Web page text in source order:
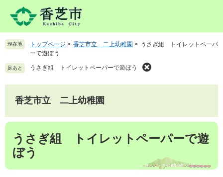
先を 現在地 トップページ > 香芝市立 二上幼稚園 > うさぎ組 トイレットペーパ
ーで遊ぼう
足あと うさぎ組 トイレットペーパーで遊ぼう
香芝市立 二上幼稚園
本
うさぎ組 トイレットペーパーで遊
ぼう